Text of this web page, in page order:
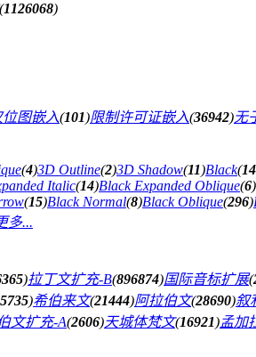
(1126068)
位图嵌入(101)限制许可证嵌入(36942)无
(4)3D Outline(2)3D Shadow(11)Black(
Italic(14)Black Expanded Oblique(6)
(15)Black Normal(8)Black Oblique(296)
多...
)拉丁文扩充-B(896874)国际音标扩展(
)希伯来文(21444)阿拉伯文(28690)叙
文扩充-A(2606)天城体梵文(16921)孟加